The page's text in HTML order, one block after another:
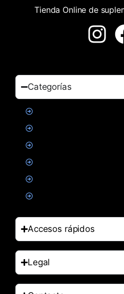
Tienda Online de
Categorías
Accesos rápidos
Legal